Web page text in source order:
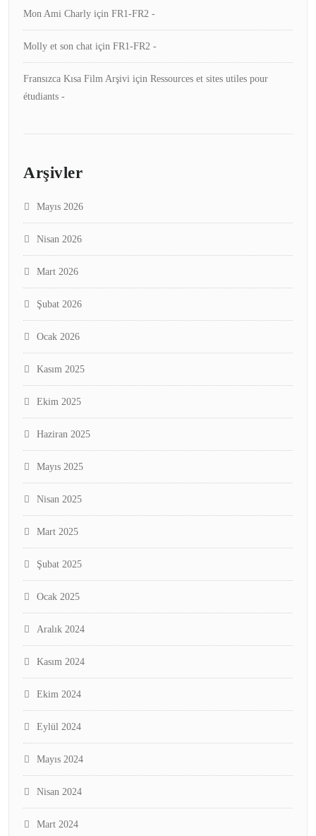
Mon Ami Charly için FR1-FR2 -
Molly et son chat için FR1-FR2 -
Fransızca Kısa Film Arşivi için Ressources et sites utiles pour
étudiants -
Arşivler
Mayıs 2026
Nisan 2026
Mart 2026
Şubat 2026
Ocak 2026
Kasım 2025
Ekim 2025
Haziran 2025
Mayıs 2025
Nisan 2025
Mart 2025
Şubat 2025
Ocak 2025
Aralık 2024
Kasım 2024
Ekim 2024
Eylül 2024
Mayıs 2024
Nisan 2024
Mart 2024